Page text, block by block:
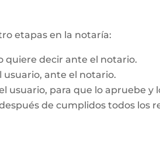
etapas en la notaría:
quiere decir ante el notario.
usuario, ante el notario.
usuario, para que lo apruebe y
de cumplidos todos los